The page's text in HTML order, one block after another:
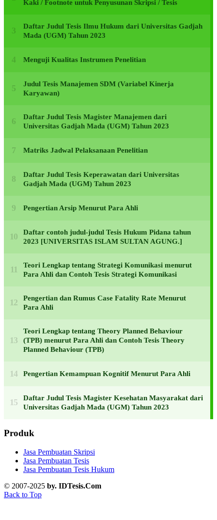
Kaki / Footnote untuk Penyusunan Skripsi / Tesis
Daftar Judul Tesis Ilmu Hukum dari Universitas Gadjah
Mada (UGM) Tahun 2023
Menguji Kualitas Instrumen Penelitian
Judul Tesis Manajemen SDM (Variabel Kinerja
Karyawan)
Daftar Judul Tesis Magister Manajemen dari
Universitas Gadjah Mada (UGM) Tahun 2023
Matriks Jadwal Pelaksanaan Penelitian
Daftar Judul Tesis Keperawatan dari Universitas
Gadjah Mada (UGM) Tahun 2023
Pengertian Arsip Menurut Para Ahli
Daftar contoh judul-judul Tesis Hukum Pidana tahun
2023 [UNIVERSITAS ISLAM SULTAN AGUNG.]
Teori Lengkap tentang Strategi Komunikasi menurut
Para Ahli dan Contoh Tesis Strategi Komunikasi
Pengertian dan Rumus Case Fatality Rate Menurut
Para Ahli
Teori Lengkap tentang Theory Planned Behaviour
(TPB) menurut Para Ahli dan Contoh Tesis Theory
Planned Behaviour (TPB)
Pengertian Kemampuan Kognitif Menurut Para Ahli
Daftar Judul Tesis Magister Kesehatan Masyarakat dari
Universitas Gadjah Mada (UGM) Tahun 2023
Produk
Jasa Pembuatan Skripsi
Jasa Pembuatan Tesis
Jasa Pembuatan Tesis Hukum
© 2007-2025 by. IDTesis.Com
Back to Top